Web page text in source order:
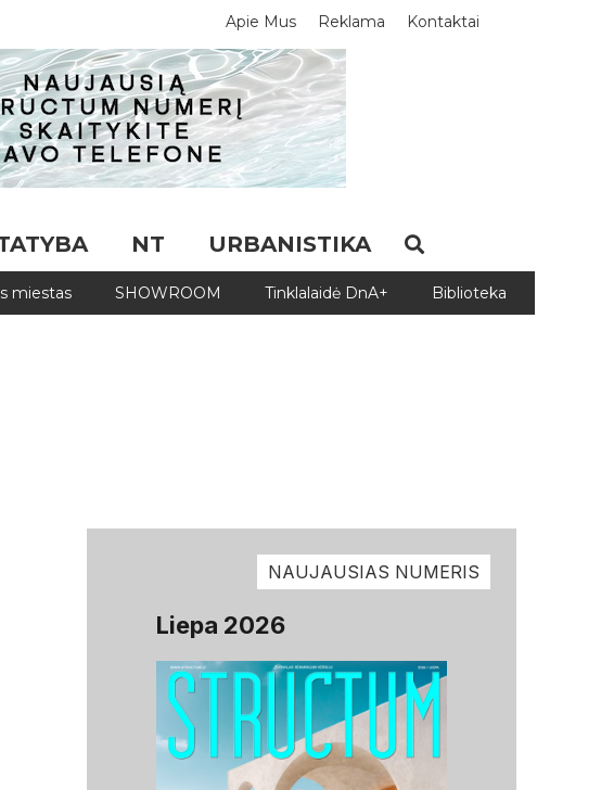
Apie Mus Reklama Kontaktai
NT URBANISTIKA
miestas SHOWROOM Tinklalaidė DnA+ Biblioteka
NAUJAUSIAS NUMERIS
Liepa 2026